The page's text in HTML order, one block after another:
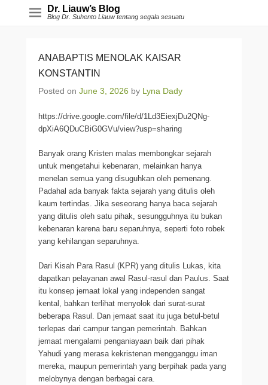
Dr. Liauw’s Blog
Blog Dr. Suhento Liauw tentang segala sesuatu
ANABAPTIS MENOLAK KAISAR
KONSTANTIN
Posted on June 3, 2026 by Lyna Dady
https://drive.google.com/file/d/1Ld3EiexjDu2QNg-
dpXiA6QDuCBiG0GVu/view?usp=sharing
Banyak orang Kristen malas membongkar sejarah
untuk mengetahui kebenaran, melainkan hanya
menelan semua yang disuguhkan oleh pemenang.
Padahal ada banyak fakta sejarah yang ditulis oleh
kaum tertindas. Jika seseorang hanya baca sejarah
yang ditulis oleh satu pihak, sesungguhnya itu bukan
kebenaran karena baru separuhnya, seperti foto robek
yang kehilangan separuhnya.
Dari Kisah Para Rasul (KPR) yang ditulis Lukas, kita
dapatkan pelayanan awal Rasul-rasul dan Paulus. Saat
itu konsep jemaat lokal yang independen sangat
kental, bahkan terlihat menyolok dari surat-surat
beberapa Rasul. Dan jemaat saat itu juga betul-betul
terlepas dari campur tangan pemerintah. Bahkan
jemaat mengalami penganiayaan baik dari pihak
Yahudi yang merasa kekristenan mengganggu iman
mereka, maupun pemerintah yang berpihak pada yang
melobynya dengan berbagai cara.